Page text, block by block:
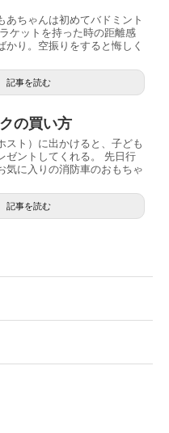
あちゃんは初めてバドミント
ケットを持った時の距離感
かり。空振りをすると悔しく
記事を読む
の買い方
スト）に出かけると、子ども
ゼントしてくれる。 先日行
気に入りの消防車のおもちゃ
記事を読む